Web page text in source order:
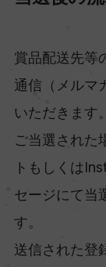
賞品配送先等
通信（メルマ
いただきます。
ご当選された
トもしくは
セージにて当
す。
送信された登